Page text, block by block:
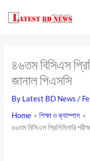
৪৬তম বিসিএস
জানাল পিএসসি
By Latest BD News/
Home
শিক্ষা ও ক্যাম্পাস
৪৬তম বিসিএস প্রিলিমিনারি